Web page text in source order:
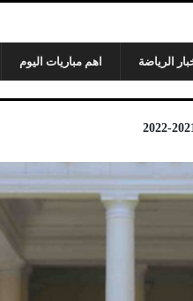
الرياضة اهم مباريات اليوم